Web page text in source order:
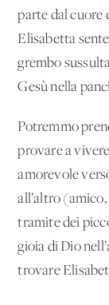
parte dal cuore
Elisabetta
grembo
Gesù nella
Potremmo
provare a
amorevole
all’altro
tramite dei
gioia di Dio
trovare